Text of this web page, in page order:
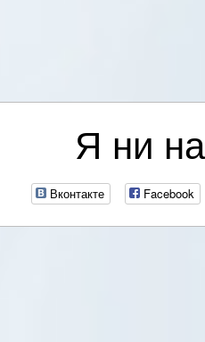
Я ни
Вконтакте Facebook